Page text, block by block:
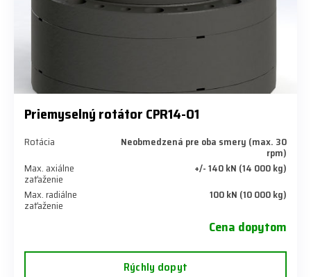
Priemyselný rotátor CPR14-01
Rotácia Neobmedzená pre oba smery (max. 30
rpm)
Max. axiálne
zaťaženie
+/- 140 kN (14 000 kg)
Max. radiálne
zaťaženie
100 kN (10 000 kg)
Cena dopytom
Rýchly dopyt